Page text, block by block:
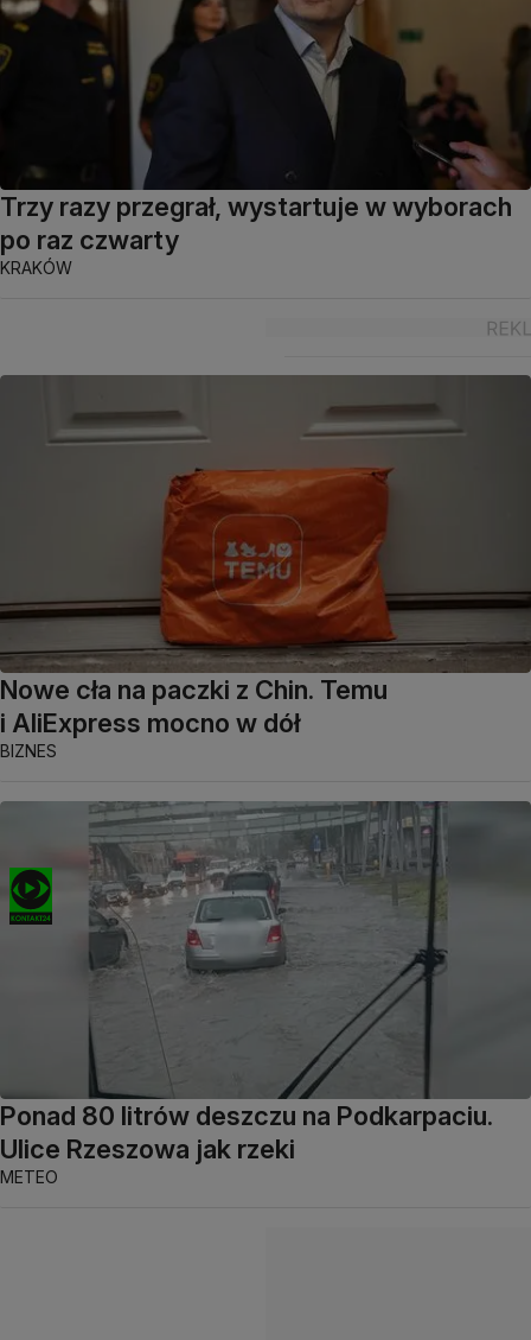
Trzy razy przegrał, wystartuje w wyborach
po raz czwarty
KRAKÓW
Nowe cła na paczki z Chin. Temu
i AliExpress mocno w dół
BIZNES
Ponad 80 litrów deszczu na Podkarpaciu.
Ulice Rzeszowa jak rzeki
METEO